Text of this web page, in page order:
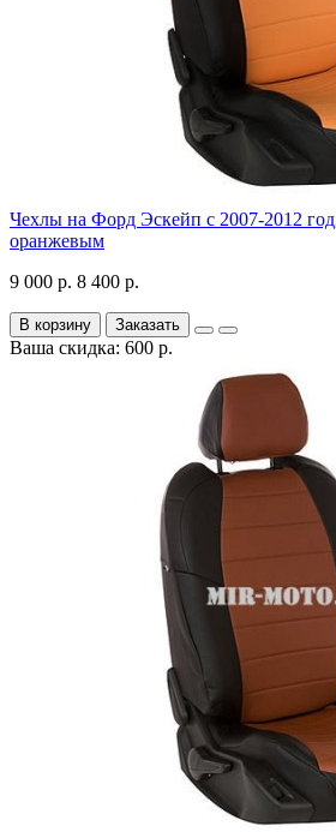
Чехлы на Форд Эскейп с 2007-2012
оранжевым
9 000 р. 8 400 р.
В корзину Заказать
Ваша скидка: 600 р.